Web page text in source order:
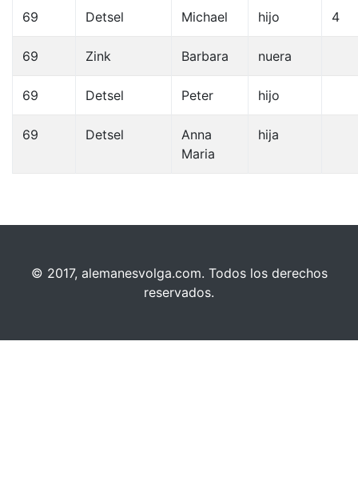
69 Detsel Michael hijo 4
69 Zink Barbara nuera
69 Detsel Peter hijo
69 Detsel
Anna
Maria
hija
© 2017, alemanesvolga.com. Todos los derechos
reservados.